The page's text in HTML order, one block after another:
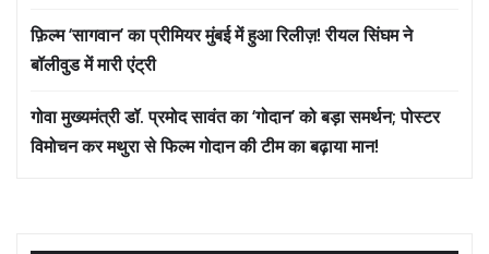
फ़िल्म ‘सागवान’ का प्रीमियर मुंबई में हुआ रिलीज़! रीयल सिंघम ने
बॉलीवुड में मारी एंट्री
गोवा मुख्यमंत्री डॉ. प्रमोद सावंत का ‘गोदान’ को बड़ा समर्थन; पोस्टर
विमोचन कर मथुरा से फिल्म गोदान की टीम का बढ़ाया मान!